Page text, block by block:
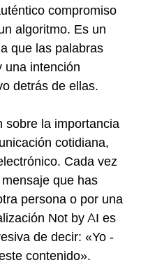
compromiso
algoritmo. Es un
que las palabras
una intención
detrás de ellas.
sobre la importancia
cotidiana,
Cada vez
que has
persona o por una
Not by AI es
de decir: «Yo -
contenido».